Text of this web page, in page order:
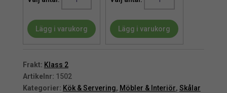
Mattsvart
Pokalskål
mängd
Lägg i varukorg
Mattsvart
Pokalskål
Lägg i varukorg
Frakt: Klass 2
Artikelnr: 1502
Kategorier: Kök & Servering, Möbler & Interiör, Skålar